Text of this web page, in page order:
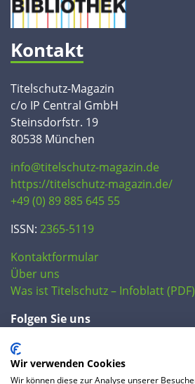
Kontakt
Titelschutz-Magazin
c/o IP Central GmbH
Steinsdorfstr. 19
80538 München
info@titelschutz-magazin.de
https://titelschutz-magazin.de/
+49 (0) 89 885 645 55
ISSN: 2365-5119
Kontaktformular
Über uns
Was ist Titelschutz – Infoblatt (PDF)
Folgen Sie uns
Wir verwenden Cookies
Wir können diese zur Analyse unserer